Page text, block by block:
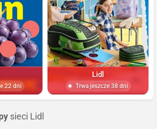
22 dni
Lidl
Trwa jeszcze 38 dni
sieci Lidl